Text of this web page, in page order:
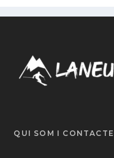
QUI SOM I CONTACTE